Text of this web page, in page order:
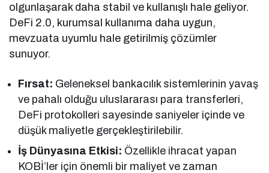
olgunlaşarak daha stabil ve kullanışlı hale geliyor.
DeFi 2.0, kurumsal kullanıma daha uygun,
mevzuata uyumlu hale getirilmiş çözümler
sunuyor.
Fırsat: Geleneksel bankacılık sistemlerinin yavaş
ve pahalı olduğu uluslararası para transferleri,
DeFi protokolleri sayesinde saniyeler içinde ve
düşük maliyetle gerçekleştirilebilir.
İş Dünyasına Etkisi: Özellikle ihracat yapan
KOBİ’ler için önemli bir maliyet ve zaman